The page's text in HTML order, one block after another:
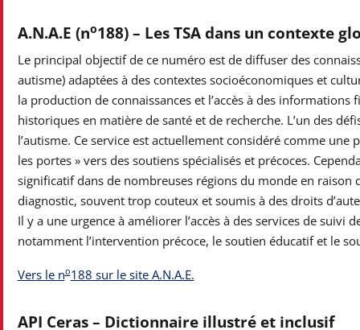
A.N.A.E (no188) – Les TSA dans un contexte
Le principal objectif de ce numéro est de diffuser des
autisme) adaptées à des contextes socioéconomiques et
la production de connaissances et l’accès à des
historiques en matière de santé et de recherche. L’un des
l’autisme. Ce service est actuellement considéré comme
les portes » vers des soutiens spécialisés et précoces.
significatif dans de nombreuses régions du monde en
diagnostic, souvent trop couteux et soumis à des droits
Il y a une urgence à améliorer l’accès à des services de suivi
notamment l’intervention précoce, le soutien éducatif et le
Vers le no188 sur le site A.N.A.E.
API Ceras – Dictionnaire illustré et inclusif